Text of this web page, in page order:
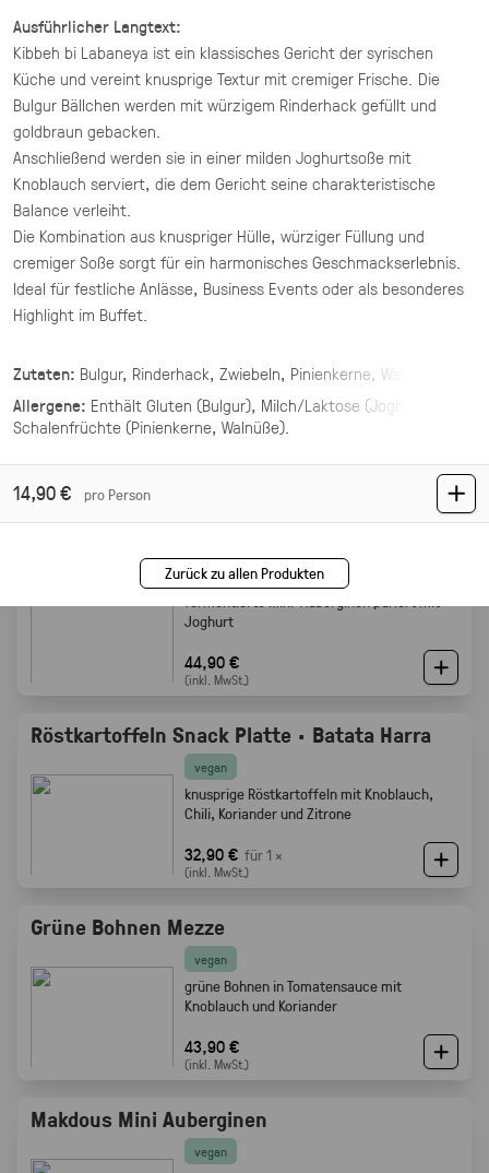
Ausführlicher Langtext:
Kibbeh bi Labaneya ist ein klassisches Gericht der syrischen
Küche und vereint knusprige Textur mit cremiger Frische. Die
Bulgur Bällchen werden mit würzigem Rinderhack gefüllt und
goldbraun gebacken.
Anschließend werden sie in einer milden Joghurtsoße mit
Knoblauch serviert, die dem Gericht seine charakteristische
Balance verleiht.
Die Kombination aus knuspriger Hülle, würziger Füllung und
cremiger Soße sorgt für ein harmonisches Geschmackserlebnis.
Ideal für festliche Anlässe, Business Events oder als besonderes
Highlight im Buffet.
Zutaten: Bulgur, Rinderhack, Zwiebeln, Pinienkerne, Walnüsse,
Joghurt, Knoblauch, Olivenöl, Salz, Pfeffer, Zimt, Muskatnuss,
Kreuzkümmel, Minze, frische Kräuter (z. B. Petersilie)
Allergene: EnthältGluten (Bulgur), Milch/Laktose (Joghurt),
Schalenfrüchte (Pinienkerne, Walnüße)
14,90 € pro Person
Zurück zu allen Produkten
Mezze & Dip
44,00 €
(inkl. MwSt.)
Mezze Mix
vegan vegetarisch
Muhammara und Baba Ghanoush
(inkl. MwSt.)
vegan vegetarisch
einzelne Mezze Sorte als XL Platte
ab 36,50 € Wählen
vegetarisch
fermentierte Mini-Auberginen püriert mit
Joghurt
44,90 €
(inkl. MwSt.)
Röstkartoffeln Snack Platte · Batata Harra
vegan
knusprige Röstkartoffeln mit Knoblauch,
Chili, Koriander und Zitrone
32,90 € für 1 ×
(inkl. MwSt.)
Grüne Bohnen Mezze
vegan
grüne Bohnen in Tomatensauce mit
Knoblauch und Koriander
43,90 €
(inkl. MwSt.)
Makdous Mini Auberginen
vegan